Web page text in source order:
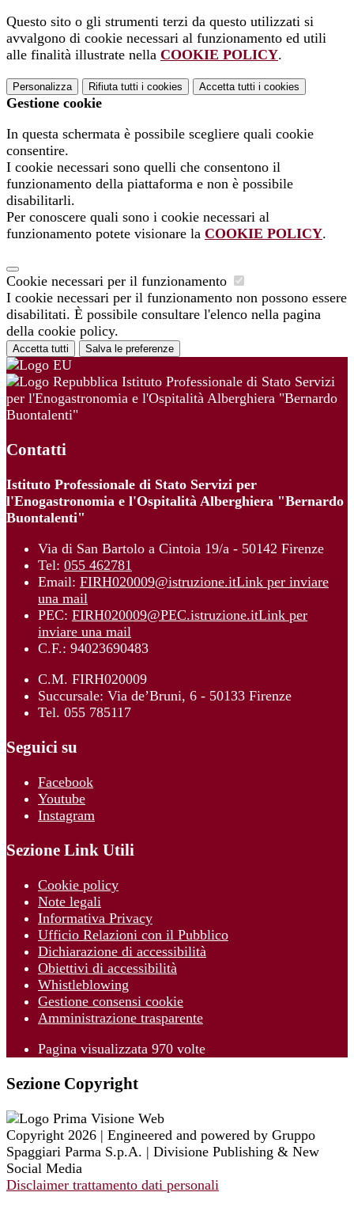
Questo sito o gli strumenti terzi da questo utilizzati si
avvalgono di cookie necessari al funzionamento ed utili
alle finalità illustrate nella COOKIE POLICY.
Personalizza Rifiuta tutti i cookies Accetta tutti i cookies
Gestione cookie
In questa schermata è possibile scegliere quali cookie
consentire.
I cookie necessari sono quelli che consentono il
funzionamento della piattaforma e non è possibile
disabilitarli.
Per conoscere quali sono i cookie necessari al
funzionamento potete visionare la COOKIE POLICY.
Cookie necessari per il funzionamento
I cookie necessari per il funzionamento non possono essere
disabilitati. È possibile consultare l'elenco nella pagina
della cookie policy.
Accetta tutti Salva le preferenze
Istituto Professionale di Stato Servizi
per l'Enogastronomia e l'Ospitalità Alberghiera "Bernardo
Buontalenti"
Contatti
Istituto Professionale di Stato Servizi per
l'Enogastronomia e l'Ospitalità Alberghiera "Bernardo
Buontalenti"
Via di San Bartolo a Cintoia 19/a - 50142 Firenze
Tel: 055 462781
Email: FIRH020009@istruzione.itLink per inviare
una mail
PEC: FIRH020009@PEC.istruzione.itLink per
inviare una mail
C.F.: 94023690483
C.M. FIRH020009
Succursale: Via de’Bruni, 6 - 50133 Firenze
Tel. 055 785117
Seguici su
Facebook
Youtube
Instagram
Sezione Link Utili
Cookie policy
Note legali
Informativa Privacy
Ufficio Relazioni con il Pubblico
Dichiarazione di accessibilità
Obiettivi di accessibilità
Whistleblowing
Gestione consensi cookie
Amministrazione trasparente
Pagina visualizzata 970 volte
Sezione Copyright
Copyright 2026 | Engineered and powered by Gruppo
Spaggiari Parma S.p.A. | Divisione Publishing & New
Social Media
Disclaimer trattamento dati personali